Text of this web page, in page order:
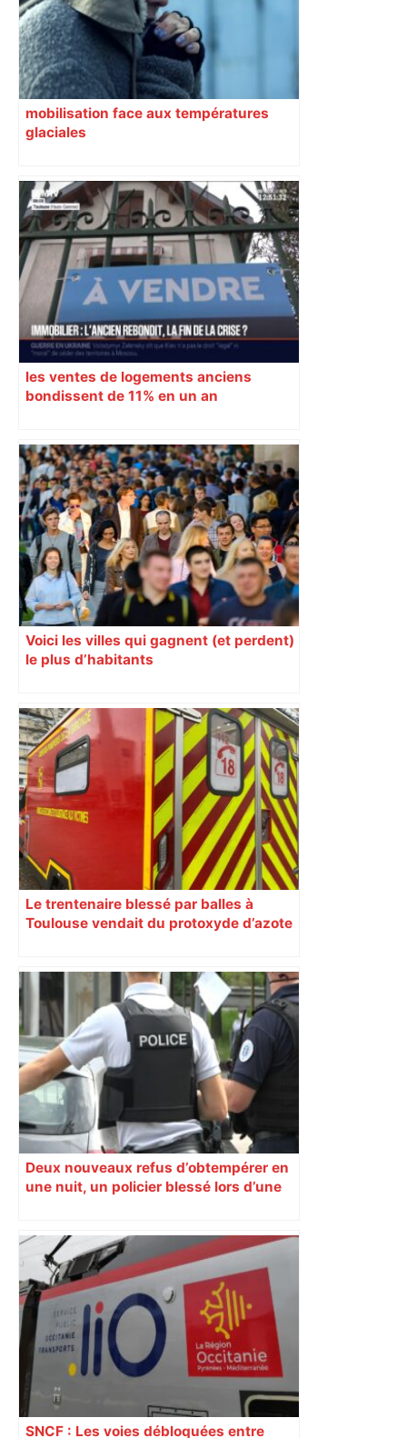
mobilisation face aux températures
glaciales
les ventes de logements anciens
bondissent de 11% en un an
Voici les villes qui gagnent (et perdent)
le plus d’habitants
Le trentenaire blessé par balles à
Toulouse vendait du protoxyde d’azote
Deux nouveaux refus d’obtempérer en
une nuit, un policier blessé lors d’une
SNCF : Les voies débloquées entre